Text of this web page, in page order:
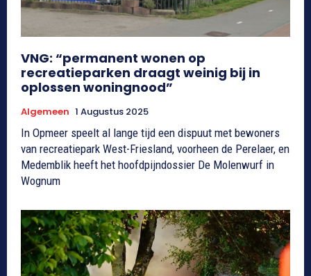
VNG: “permanent wonen op
recreatieparken draagt weinig bij in
oplossen woningnood”
Algemeen 1 Augustus 2025
In Opmeer speelt al lange tijd een dispuut met bewoners
van recreatiepark West-Friesland, voorheen de Perelaer, en
Medemblik heeft het hoofdpijndossier De Molenwurf in
Wognum